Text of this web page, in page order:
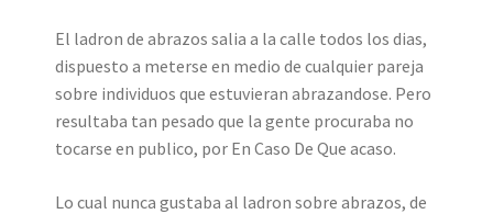
El ladron de abrazos salia a la calle todos los dias,
dispuesto a meterse en medio de cualquier pareja
sobre individuos que estuvieran abrazandose. Pero
resultaba tan pesado que la gente procuraba no
tocarse en publico, por En Caso De Que acaso.
Lo cual nunca gustaba al ladron sobre abrazos, de